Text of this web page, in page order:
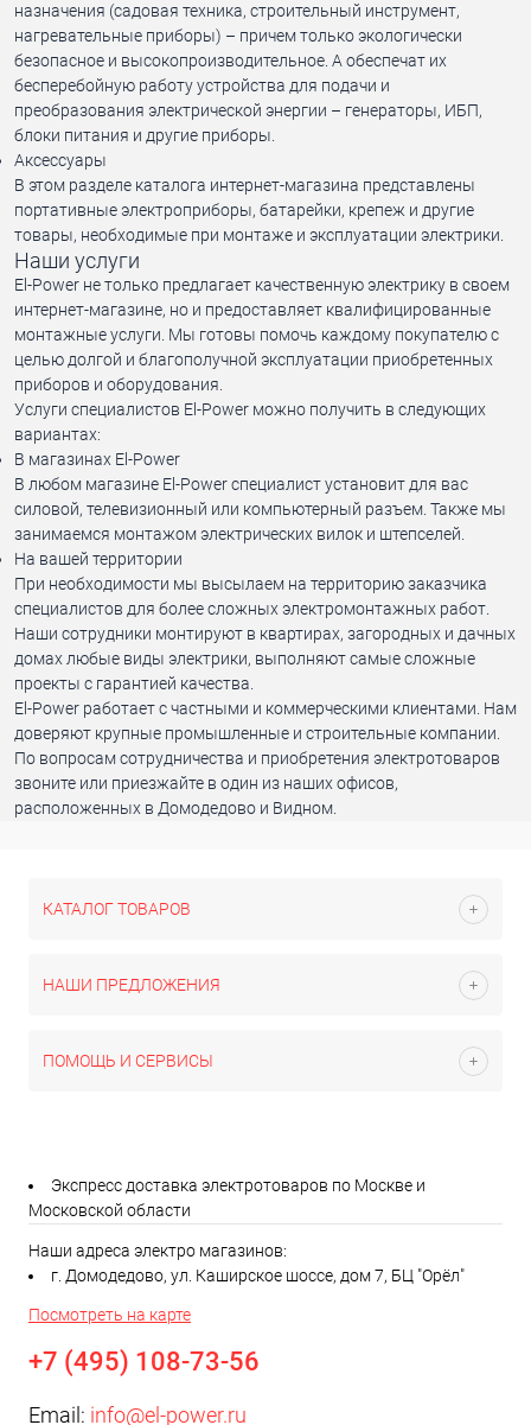
назначения (садовая техника, строительный инструмент,
нагревательные приборы) – причем только экологически
безопасное и высокопроизводительное. А обеспечат их
бесперебойную работу устройства для подачи и
преобразования электрической энергии – генераторы, ИБП,
блоки питания и другие приборы.
Аксессуары
В этом разделе каталога интернет-магазина представлены
портативные электроприборы, батарейки, крепеж и другие
товары, необходимые при монтаже и эксплуатации электрики.
Наши услуги
El-Power не только предлагает качественную электрику в своем
интернет-магазине, но и предоставляет квалифицированные
монтажные услуги. Мы готовы помочь каждому покупателю с
целью долгой и благополучной эксплуатации приобретенных
приборов и оборудования.
Услуги специалистов El-Power можно получить в следующих
вариантах:
В магазинах El-Power
В любом магазине El-Power специалист установит для вас
силовой, телевизионный или компьютерный разъем. Также мы
занимаемся монтажом электрических вилок и штепселей.
На вашей территории
При необходимости мы высылаем на территорию заказчика
специалистов для более сложных электромонтажных работ.
Наши сотрудники монтируют в квартирах, загородных и дачных
домах любые виды электрики, выполняют самые сложные
проекты с гарантией качества.
El-Power работает с частными и коммерческими клиентами. Нам
доверяют крупные промышленные и строительные компании.
По вопросам сотрудничества и приобретения электротоваров
звоните или приезжайте в один из наших офисов,
расположенных в Домодедово и Видном.
КАТАЛОГ ТОВАРОВ
НАШИ ПРЕДЛОЖЕНИЯ
ПОМОЩЬ И СЕРВИСЫ
Экспресс доставка электротоваров по Москве и
Московской области
Наши адреса электро магазинов:
г. Домодедово, ул. Каширское шоссе, дом 7, БЦ "Орёл"
Посмотреть на карте
+7 (495) 108-73-56
Email: info@el-power.ru